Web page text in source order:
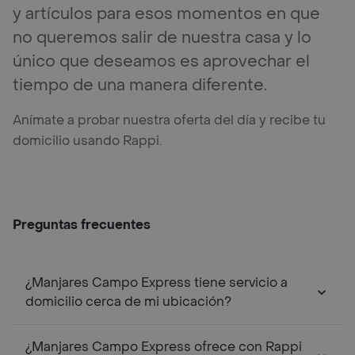
y artículos para esos momentos en que
no queremos salir de nuestra casa y lo
único que deseamos es aprovechar el
tiempo de una manera diferente.
Anímate a probar nuestra oferta del día y recibe tu
domicilio usando Rappi.
Preguntas frecuentes
¿Manjares Campo Express tiene servicio a
domicilio cerca de mi ubicación?
¿Manjares Campo Express ofrece con Rappi